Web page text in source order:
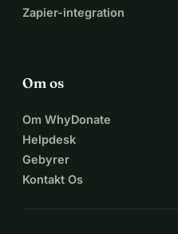
Zapier-integration
Om os
Om WhyDonate
Helpdesk
Gebyrer
Kontakt Os